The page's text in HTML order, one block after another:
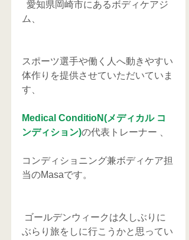
ム、
スポーツ選手や働く人へ動きやすい
体作りを提供させていただいていま
す、
Medical ConditioN(メディカル コ
ンディション)の代表トレーナー 、
コンディショニング兼ボディケア担
当のMasaです。
ぶらり旅をしに行こうかと思ってい